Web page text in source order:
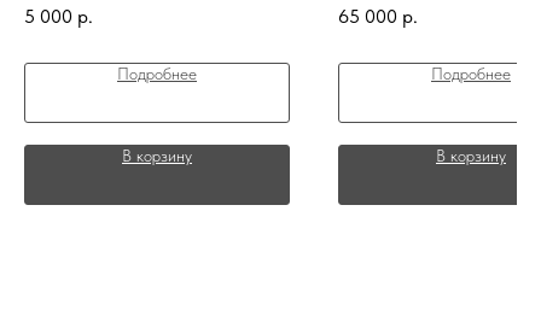
5 000 р.
Подробнее
В корзину
65 000 р.
Подробнее
В корзину